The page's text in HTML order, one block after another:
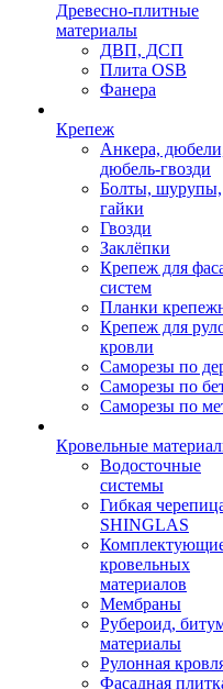
Древесно-плитные
материалы
ДВП, ДСП
Плита OSB
Фанера
Крепеж
Анкера,
дюбель-гвозди
Болты, шурупы,
гайки
Гвозди
Заклёпки
Крепеж для
систем
Планки
Крепеж для
кровли
Саморезы по
Саморезы по
Саморезы по
Кровельные
Водосточные
системы
Гибкая
SHINGLAS
кровельных
материалов
Мембраны
Рубероид,
материалы
Рулонная
Фасадная